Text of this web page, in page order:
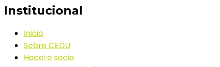
Institucional
Inicio
Sobre CEDU
Hacete socio